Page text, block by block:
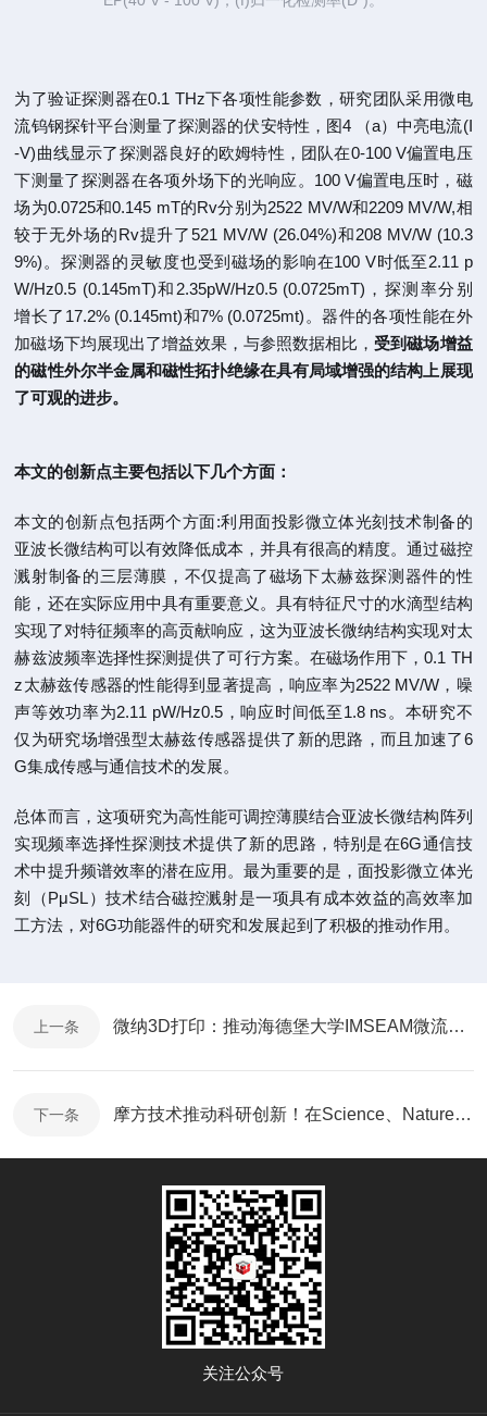
为了验证探测器在0.1 THz下各项性能参数，研究团队采用微电
流钨钢探针平台测量了探测器的伏安特性，图4 （a）中亮电流(I
-V)曲线显示了探测器良好的欧姆特性，团队在0-100 V偏置电压
下测量了探测器在各项外场下的光响应。100 V偏置电压时，磁
场为0.0725和0.145 mT的Rv分别为2522 MV/W和2209 MV/W,相
较于无外场的Rv提升了521 MV/W (26.04%)和208 MV/W (10.3
9%)。探测器的灵敏度也受到磁场的影响在100 V时低至2.11 p
W/Hz0.5 (0.145mT)和2.35pW/Hz0.5 (0.0725mT)，探测率分别
增长了17.2% (0.145mt)和7% (0.0725mt)。器件的各项性能在外
加磁场下均展现出了增益效果，与参照数据相比， 受到磁场增益
的磁性外尔半金属和磁性拓扑绝缘在具有局域增强的结构上展现
了可观的进步。
本文的创新点主要包括以下几个方面：
本文的创新点包括两个方面:利用面投影微立体光刻技术制备的
亚波长微结构可以有效降低成本，并具有很高的精度。通过磁控
溅射制备的三层薄膜，不仅提高了磁场下太赫兹探测器件的性
能，还在实际应用中具有重要意义。具有特征尺寸的水滴型结构
实现了对特征频率的高贡献响应，这为亚波长微纳结构实现对太
赫兹波频率选择性探测提供了可行方案。在磁场作用下，0.1 TH
z太赫兹传感器的性能得到显著提高，响应率为2522 MV/W，噪
声等效功率为2.11 pW/Hz0.5，响应时间低至1.8 ns。本研究不
仅为研究场增强型太赫兹传感器提供了新的思路，而且加速了6
G集成传感与通信技术的发展。
总体而言，这项研究为高性能可调控薄膜结合亚波长微结构阵列
实现频率选择性探测技术提供了新的思路，特别是在6G通信技
术中提升频谱效率的潜在应用。最为重要的是，面投影微立体光
刻（PμSL）技术结合磁控溅射是一项具有成本效益的高效率加
工方法，对6G功能器件的研究和发展起到了积极的推动作用。
上一条 微纳3D打印：推动海德堡大学IMSEAM微流控技术进步的关键力量
下一条 摩方技术推动科研创新！在Science、Nature、Advanced Materials连获突破！
关注公众号